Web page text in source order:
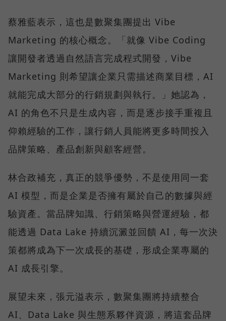
蔡雅藍表示，這也是數聚集團提出 Vibe
Marketing 的核心概念。「就像 Vibe Coding
讓開發者透過自然語言完成程式開發，Vibe
Marketing 則希望讓企業只需描述商業目標，AI
就能完成大部分的行銷規劃與執行。」她認為，
AI 的角色不只是生成內容，而是逐步接手重複且
仰賴經驗的工作，讓行銷人員能將更多時間投入
品牌策略、產品創新與顧客經營。
林合政補充，真正的競爭優勢，不是使用同一套
AI 模型，而是企業是否擁有屬於自己的數據與經
驗資產。當品牌知識、行銷策略與營運經驗，都
能透過 Data Lake 持續沉澱並回饋 AI，每一次決
策都將成為下一次成長的基礎，形成企業專屬的
AI 成長引擎。
展望未來，張元溢表示，數聚集團將持續整合
AI、Data Lake 與生態系夥伴資源，將這套品牌